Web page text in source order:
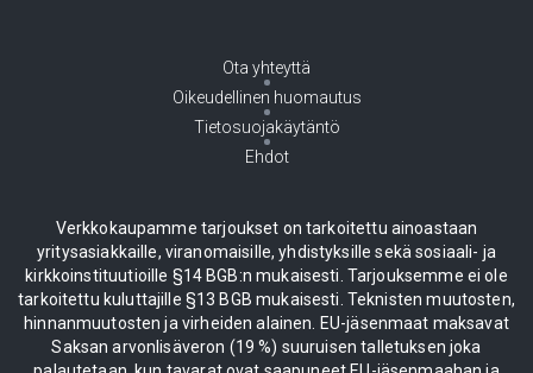
Ota yhteyttä
Oikeudellinen huomautus
Tietosuojakäytäntö
Ehdot
Verkkokaupamme tarjoukset on tarkoitettu ainoastaan
yritysasiakkaille, viranomaisille, yhdistyksille sekä sosiaali- ja
kirkkoinstituutioille §14 BGB:n mukaisesti. Tarjouksemme ei ole
tarkoitettu kuluttajille §13 BGB mukaisesti. Teknisten muutosten,
hinnanmuutosten ja virheiden alainen. EU-jäsenmaat maksavat
Saksan arvonlisäveron (19 %) suuruisen talletuksen joka